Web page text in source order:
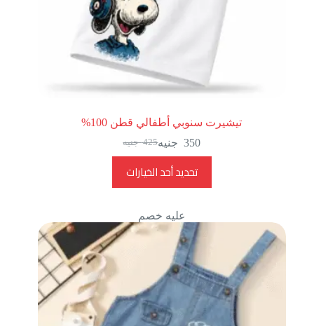
تيشيرت سنوبي أطفالي قطن 100%
425 جنيه 350 جنيه
تحديد أحد الخيارات
عليه خصم